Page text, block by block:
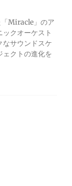
「Miracle」のア
クオーケスト
なサウンドスケ
ェクトの進化を